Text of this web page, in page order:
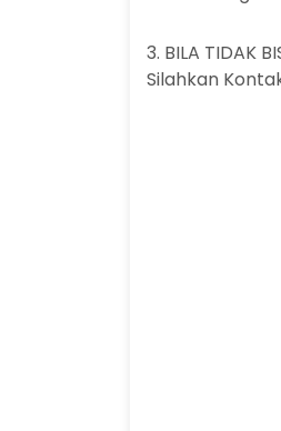
3. BILA TIDAK
Silahkan